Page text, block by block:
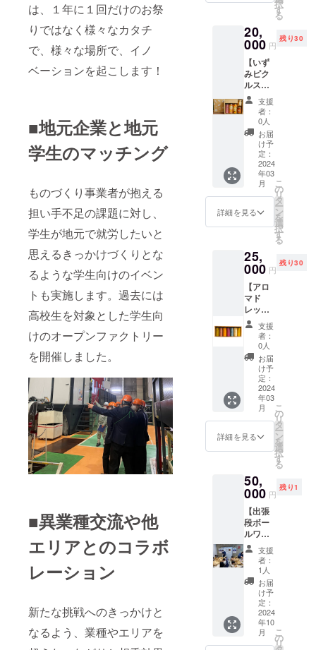
は、１年に１回だけのお祭
りではなく様々なカタチ
で、様々な場所で、イノ
ベーションを起こします！
■地元企業と地元
学⽣のマッチング
ものづくり事業者が抱える
担い⼿不⾜の課題に対し、
学生が地元で就労したいと
思えるきっかけづくりとな
るような学⽣向けのイベン
トも実施します。過去には
⾼校⽣を対象とした学⽣向
けのオープンファクトリー
を開催しました。
■異業種交流や他
エリアとのコラボ
レーション
新たな挑戦へのきっかけと
なるよう、業種やエリアを
ルメが
唸る芳
醇なコ
クと甘
み 無農
薬栽培
の良質
な豆
「バリ
アラビ
カ神
山」を
100％使
用した
スペ
シャル
ティ
持つ甘
みとコ
大に引
き出し
た
ちょっ
と深め
のフル
シティ
ロース
トで
す。キ
レの良
い上品
な苦味
も絶妙
納得の
珈琲で
す。
〈バ
リ・ア
ラビカ
神山〉
イタリ
アン 円
熟した
苦味を
感じる
極深煎
りの最
高峰 無
のリ
はNSW
株式会
社様か
ら発送
しま
す。 ※
原材料
及び添
加物等
の食品
表示は
お届け
商品の
ラベル
に表記
されま
す。商
品開封
前には
届けの
リター
ンに貼
付され
たラベ
ルや注
意書き
をご確
認くだ
さい。
ルー、
イエ
ロー、
ピン
ク）か
らひと
つお選
びいた
だけま
す。
ルで
す。使
いはじ
めから
とても
柔らか
で抜群
の吸水
性で
す。 ※
こちら
のリ
ターン
は株式
ト様よ
り発送
色（ホ
ワイ
ト、ピ
ンク、
グリー
ン、ネ
イ
ビー、
ベー
ジュ、
ブラウ
ン）か
らひと
つお選
びいた
す。
な仕上
りにな
りま
す。
（注：
押し方
で個人
差があ
りま
す） 段
ボール
の他に
も紙袋
や紙系
のもの
用可能
です。
※こちら
ターン
は日本
紙工株
式会社
様から
発送し
ます。
※画像は
イメー
ジで
す。
※60サイ
ズケー
ス（長
深さ115
㎜）厚
み3㎜
クラウ
ドファ
ンディ
ング限
定
オー
ダー段
ボール
専用ス
タン
プ （5
㎝×5
㎝）（4
㎝×7
㎝）（3
す。 ＜
Evo
Vitail加
工＞
Evo
Care
Vitail 加
工とは
下記の
成分を
生地に
付着さ
せる加
工方法
になり
ます。
オイ
ル、ビ
タミンE
成分配
合の生
地。 素
材：ナ
イロ
ン、ポ
リウレ
タン サ
イズ：
ML ヒッ
プ85～
98cm /
身長150
～
165cm
103cm /
身長155
～
170cm
カ
ラー：
ブラッ
ク無地
※こちら
のリ
ターン
は中野
産業株
式会社
市にて
製造し
ている
日本製
タイツ
です。
糸の上
に糸が
乗るた
め間に
空気の
層があ
り温
く、通
常タイ
ツ商品
より糸
す。 ＜
Evo
Vitail加
工＞
Evo
Care
Vitail 加
工とは
下記の
成分を
生地に
付着さ
せる加
工方法
になり
ます。
オイ
ル、ビ
タミンE
成分配
合の生
地。 素
材：ナ
イロ
ン、ポ
リウレ
タン サ
イズ：
ML ヒッ
プ85～
98cm /
択
す
る
20,
000 円
残り30
【いず
みピク
ルス人
気5本
セッ
ト】 大
阪泉州
地域特
産の水
なす使
用した
「水な
すピク
ルス」
に、
た甘さ
に仕上
げたコ
ンポー
ト、ラ
ベン
ダーの
香り豊
かな白
身魚に
合うア
ロマド
レッシ
ング、
食べて
美味し
く、見
ゼント
に最適
クル
ス、大
阪成蹊
大学の
学生さ
んと産
官学連
携で誕
生した
レリッ
シュの
人気の
支援
者：
0人
お届
け予
定：
2024
年03
月
詳細を見る
こ
の
リ
タ
ー
ン
を
選
択
す
る
25,
000 円
残り30
【アロ
マド
レッシ
ング7本
セッ
ト】 ５
年以上
の試行
錯誤を
経て、
ついに
完成し
たアロ
マド
レッシ
割は香
りが決
めてと
言われ
るほ
ど、食
にとっ
て重要
な香
り。 ア
ロマド
レッシ
ング は
その香
りに着
支援
者：
0人
お届
け予
定：
2024
年03
月
詳細を見る
こ
の
リ
タ
ー
ン
を
選
択
す
る
50,
000 円
残り1
【出張
段ボー
ルワー
ク
ショッ
プ・10
倍サイ
ズ昆虫
シリー
ズ】 日
本紙工
のワー
ク
支援
者：
1人
お届
け予
定：
2024
年10
月
こ
の
リ